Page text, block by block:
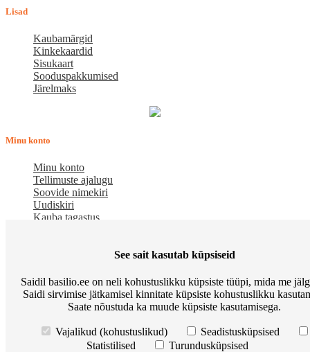
Lisad
Kaubamärgid
Kinkekaardid
Sisukaart
Sooduspakkumised
Järelmaks
Minu konto
Minu konto
Tellimuste ajalugu
Soovide nimekiri
Uudiskiri
Kauba tagastus
pakub kaupu lemmikloomadele. Me hindame igat ostjat ja väga
loodame, et meie uued kliendid muutuvad püsiklientideks. Me
loodame pikaajalisele ja viljakale koostööle.
küsimused Meist Põhitingimused Preemiapunktid. Allahindlus kuni
Kuidas kasutada sooduskupongi? Järelmaks Tarneviis
See sait kasutab küpsiseid
Saidil basilio.ee on neli kohustuslikku küpsiste tüüpi, mida me
Saidi sirvimise jätkamisel kinnitate küpsiste kohustuslikku
Saate nõustuda ka muude küpsiste kasutamisega.
Vajalikud (kohustuslikud)
Seadistusküpsised
Statistilised
Turundusküpsised